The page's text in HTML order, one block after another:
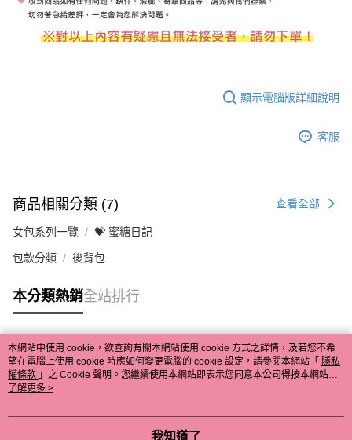
顯示電腦版詳細說明
客服
商品相關分類 (7) 查看全部
女包系列一覽 💝 蜜糖日記
包款分類 後背包
本分類熱銷全站排行
熱門標籤
本網站中使用 cookie，欲查詢有關本網站使用 cookie 方式之詳情，及若您不希
望在電腦上使用 cookie 時應如何變更電腦的 cookie 設定，請參閱本網站「 隱私
權條款 」之 Cookie 聲明。您繼續使用本網站即表示您同意本公司得按本網站使
用條款之 Cookie 聲明使用 cookie。
了解更多 >
我知道了